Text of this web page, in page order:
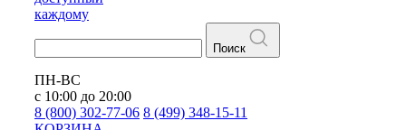
каждому
Поиск
ПН-ВС
с 10:00 до 20:00
8 (800) 302-77-06 8 (499) 348-15-11